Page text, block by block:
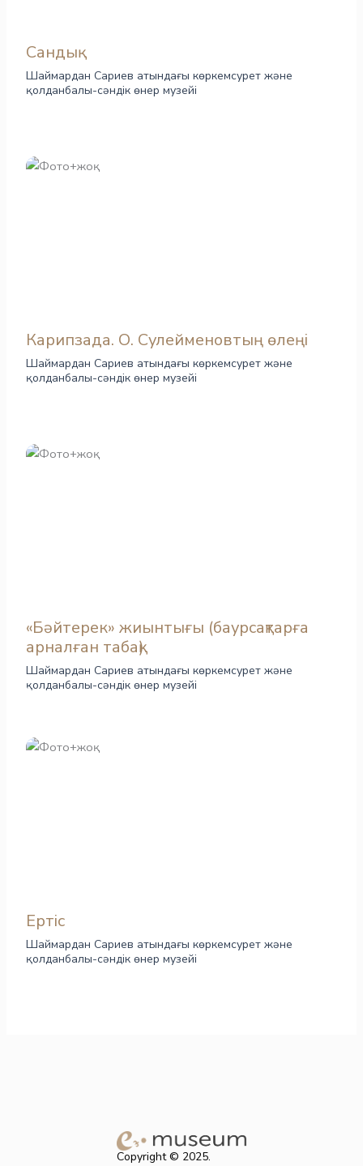
Сандық
Шаймардан Сариев атындағы көркемсурет және
қолданбалы-сәндік өнер музейі
Карипзада. О. Сулейменовтың өлеңі
Шаймардан Сариев атындағы көркемсурет және
қолданбалы-сәндік өнер музейі
«Бәйтерек» жиынтығы (баурсақтарға
арналған табақ)
Шаймардан Сариев атындағы көркемсурет және
қолданбалы-сәндік өнер музейі
Ертіс
Шаймардан Сариев атындағы көркемсурет және
қолданбалы-сәндік өнер музейі
Copyright © 2025.